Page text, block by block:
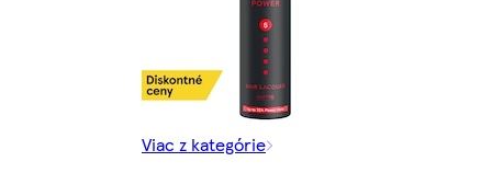
Viac z kategórie